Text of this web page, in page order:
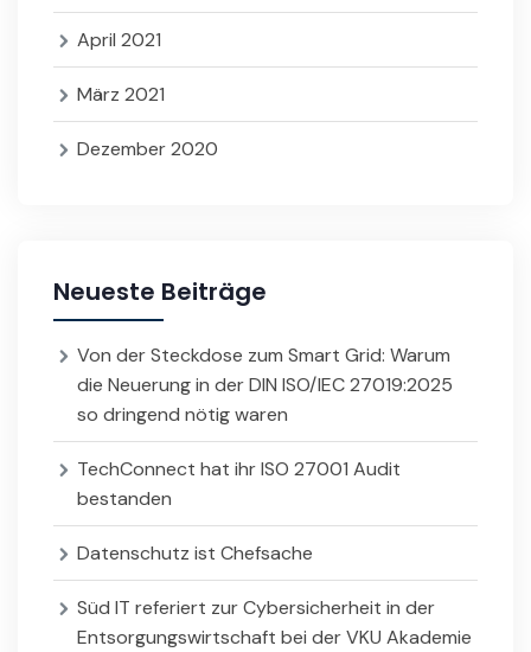
April 2021
März 2021
Dezember 2020
Neueste Beiträge
Von der Steckdose zum Smart Grid: Warum
die Neuerung in der DIN ISO/IEC 27019:2025
so dringend nötig waren
TechConnect hat ihr ISO 27001 Audit
bestanden
Datenschutz ist Chefsache
Süd IT referiert zur Cybersicherheit in der
Entsorgungswirtschaft bei der VKU Akademie